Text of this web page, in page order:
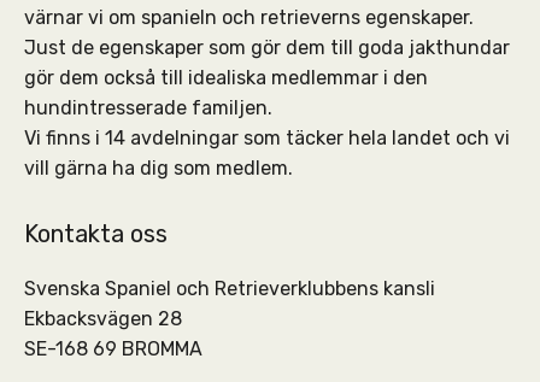
värnar vi om spanieln och retrieverns egenskaper.
Just de egenskaper som gör dem till goda jakthundar
gör dem också till idealiska medlemmar i den
hundintresserade familjen.
Vi finns i 14 avdelningar som täcker hela landet och vi
vill gärna ha dig som medlem.
Kontakta oss
Svenska Spaniel och Retrieverklubbens kansli
Ekbacksvägen 28
SE-168 69 BROMMA